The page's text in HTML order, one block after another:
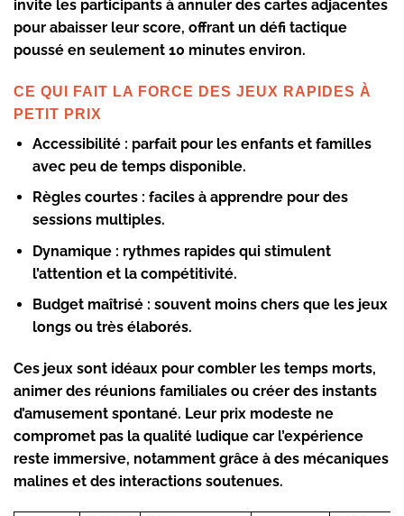
invite les participants à annuler des cartes adjacentes
pour abaisser leur score, offrant un défi tactique
poussé en seulement 10 minutes environ.
CE QUI FAIT LA FORCE DES JEUX RAPIDES À
PETIT PRIX
Accessibilité : parfait pour les enfants et familles
avec peu de temps disponible.
Règles courtes : faciles à apprendre pour des
sessions multiples.
Dynamique : rythmes rapides qui stimulent
l’attention et la compétitivité.
Budget maîtrisé : souvent moins chers que les jeux
longs ou très élaborés.
Ces jeux sont idéaux pour combler les temps morts,
animer des réunions familiales ou créer des instants
d’amusement spontané. Leur prix modeste ne
compromet pas la qualité ludique car l’expérience
reste immersive, notamment grâce à des mécaniques
malines et des interactions soutenues.